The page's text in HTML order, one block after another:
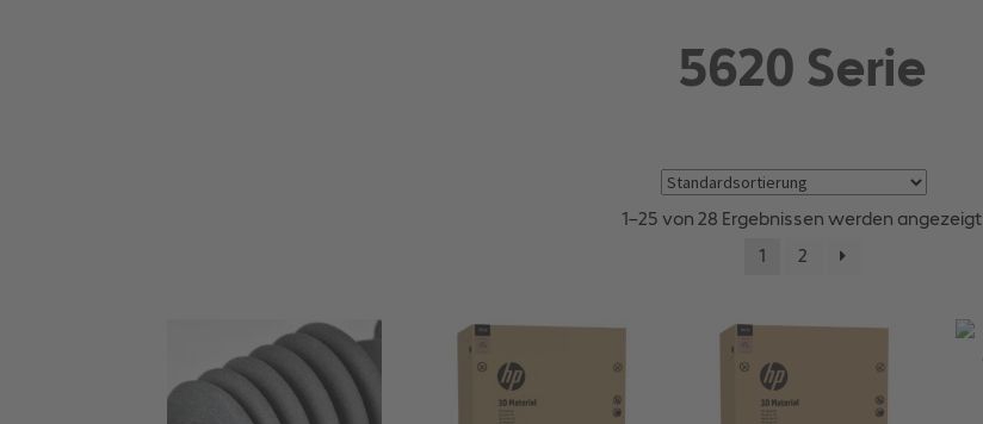
5620 Serie
1–25 von 28 Ergebnissen werden angezeigt
1
2